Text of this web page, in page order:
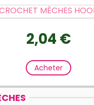
MÈCHES
2,04 €
Acheter